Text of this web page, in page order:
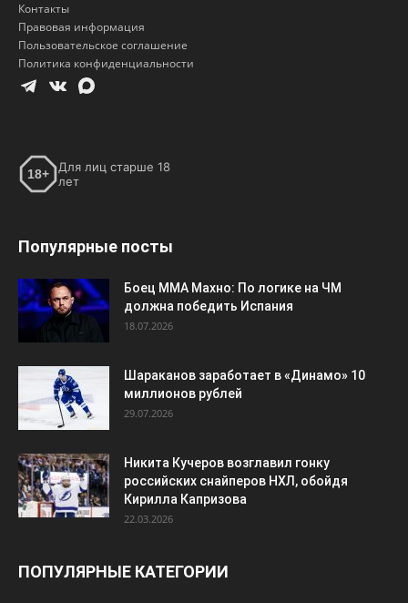
Контакты
Правовая информация
Пользовательское соглашение
Политика конфиденциальности
18+
Для лиц старше 18
лет
Популярные посты
Боец ММА Махно: По логике на ЧМ
должна победить Испания
18.07.2026
Шараканов заработает в «Динамо» 10
миллионов рублей
29.07.2026
Никита Кучеров возглавил гонку
российских снайперов НХЛ, обойдя
Кирилла Капризова
22.03.2026
ПОПУЛЯРНЫЕ КАТЕГОРИИ